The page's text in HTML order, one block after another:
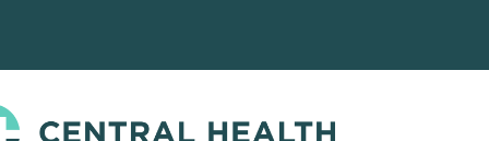
محتوای